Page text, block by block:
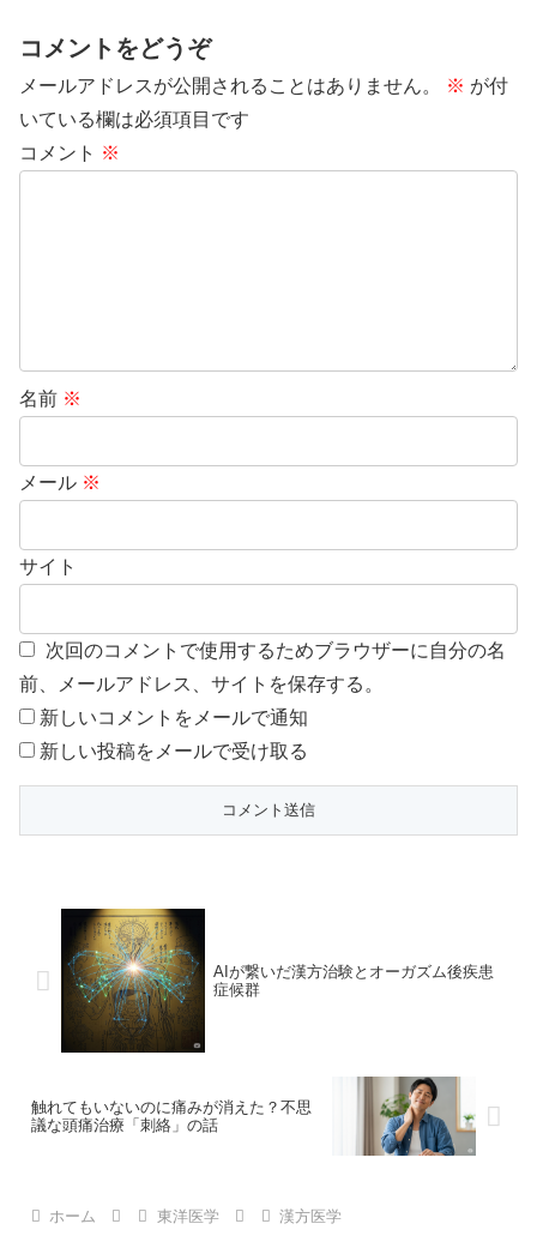
コメントをどうぞ
メールアドレスが公開されることはありません。 ※ が付
いている欄は必須項目です
コメント ※
名前 ※
メール ※
サイト
次回のコメントで使用するためブラウザーに自分の名
前、メールアドレス、サイトを保存する。
新しいコメントをメールで通知
新しい投稿をメールで受け取る
AIが繋いだ漢方治験とオーガズム後疾患
症候群
触れてもいないのに痛みが消えた？不思
議な頭痛治療「刺絡」の話
ホーム 東洋医学 漢方医学